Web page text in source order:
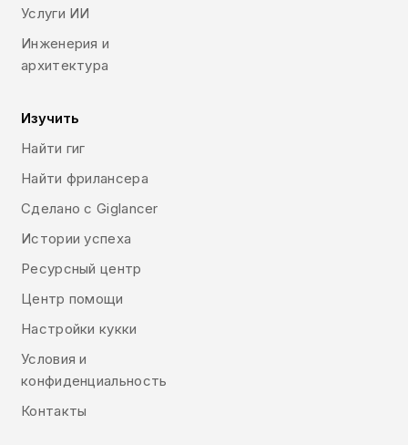
Услуги ИИ
Инженерия и
архитектура
Изучить
Найти гиг
Найти фрилансера
Сделано с Giglancer
Истории успеха
Ресурсный центр
Центр помощи
Настройки кукки
Условия и
конфиденциальность
Контакты